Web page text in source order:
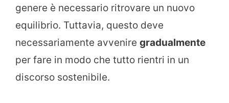
genere è necessario ritrovare un nuovo
equilibrio. Tuttavia, questo deve
necessariamente avvenire gradualmente
per fare in modo che tutto rientri in un
discorso sostenibile.